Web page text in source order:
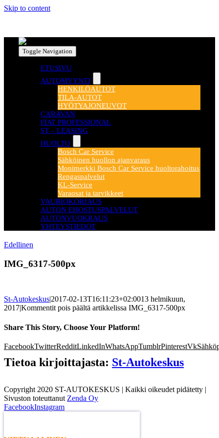
Skip to content
Toggle Navigation
ETUSIVU
AUTOMYYNTI
HENKILÖAUTOT
TILA-AUTOT
HYÖTYAJONEUVOT
CARAVAN
FIAT PROFESSIONAL
ST – LEASING
HUOLTO
Bosch Car Service
Sähköinen huollon ajanvaraus
Monimerkki Bosch Car Service huoltorahoitus
Rengaspalvelut
KL-Service
Varaosat ja tarvikkeet
VAURIOKORJAUS
AUTON EHOSTUSPALVELUT
AUTONVUOKRAUS
YHTEYSTIEDOT
Edellinen
IMG_6317-500px
St-Autokeskus|2017-02-13T16:11:23+02:0013 helmikuun,
2017|Kommentit pois päältä artikkelissa IMG_6317-500px
Share This Story, Choose Your Platform!
FacebookTwitterRedditLinkedInWhatsAppTumblrPinterestVk
Tietoa kirjoittajasta: St-Autokeskus
Copyright 2020 ST-AUTOKESKUS | Kaikki oikeudet pidätetty |
Sivuston toteuttanut Zenda Oy
FacebookInstagram